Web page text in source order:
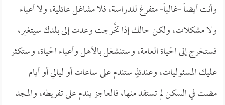
وأنت أيضاً -غالباً- متفرغ للدراسة، فلا مشاغل عائلية، ولا أعباء
ولا مشكلات، ولكن حالك إذا تخَّرجت وعدت إلى بلدك سيتغير،
فستخرج إلى الحياة العامة، وستنشغل بالأهل وأعباء الحياة، وستكثر
عليك المسئوليات، وعندئذٍ ستندم على ساعات أو ليالي أو أيام
مضت في السكن لم تستفد منها، فالعاجز يندم على تفريطه، والمجد